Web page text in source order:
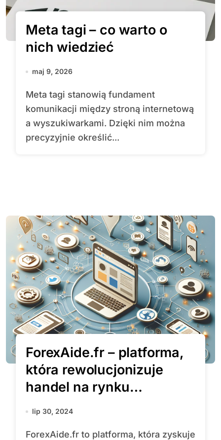
Meta tagi – co warto o
nich wiedzieć
maj 9, 2026
Meta tagi stanowią fundament
komunikacji między stroną internetową
a wyszukiwarkami. Dzięki nim można
precyzyjnie określić...
ForexAide.fr – platforma,
która rewolucjonizuje
handel na rynku
walutowym
lip 30, 2024
ForexAide.fr to platforma, która zyskuje